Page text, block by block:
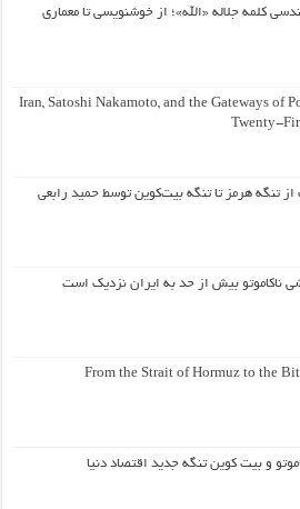
کلمه جلاله «الله»؛ از خوشنویسی تا معماری
Iran, Satoshi Nakamoto, and the Gateways of
Twenty-
از تنگه هرمز تا تنگه بیت‌کوین توسط حمید رابعی
ناکاموتو بیش از حد به ایران نزدیک است
From the Strait of Hormuz to the
و بیت کوین تنگه جدید اقتصاد دنیا